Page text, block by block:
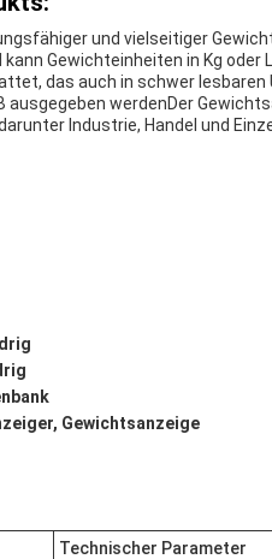
und vielseitiger
Gewichteinheiten in Kg oder
das auch in schwer
ausgegeben werdenDer
Industrie, Handel und
Gewichtsanzeige
Technischer Parameter